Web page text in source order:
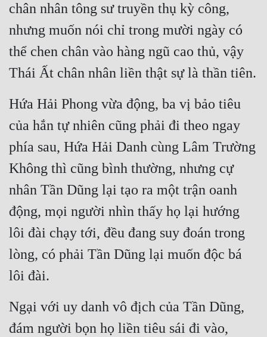
Ngược
Nữ Cường
Nữ Phụ
Phong Thủy - Tâm Linh
Phương Tây
Phản Phái
Quan Trường
Quân Sự
Sảng Văn
Thanh Xuân
Tiểu Thuyết
chân nhân tông sư truyền thụ kỳ công,
nhưng muốn nói chỉ trong mười ngày có
thể chen chân vào hàng ngũ cao thủ, vậy
Thái Ất chân nhân liền thật sự là thần tiên.
Hứa Hải Phong vừa động, ba vị bảo tiêu
của hắn tự nhiên cũng phải đi theo ngay
phía sau, Hứa Hải Danh cùng Lâm Trường
Không thì cũng bình thường, nhưng cự
nhân Tần Dũng lại tạo ra một trận oanh
động, mọi người nhìn thấy họ lại hướng
lôi đài chạy tới, đều đang suy đoán trong
lòng, có phải Tần Dũng lại muốn độc bá
lôi đài.
Ngại với uy danh vô địch của Tần Dũng,
đám người bọn họ liền tiêu sái đi vào,